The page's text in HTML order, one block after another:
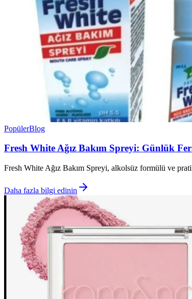
PopülerBlog
Fresh White Ağız Bakım Spreyi: Günlük
Fresh White Ağız Bakım Spreyi, alkolsüz formülü ve
Daha fazla bilgi edinin